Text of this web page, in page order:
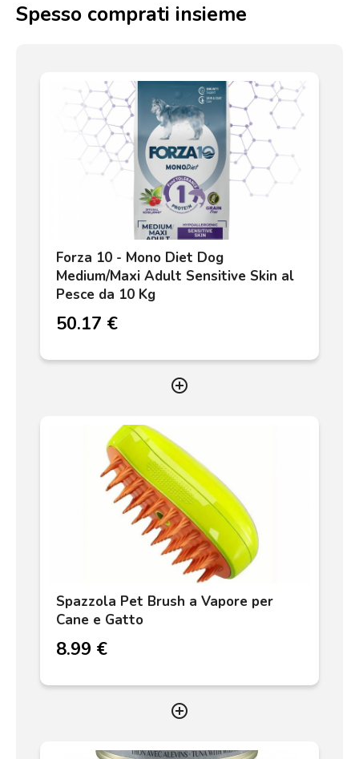
Spesso comprati insieme
Forza 10 - Mono Diet Dog
Medium/Maxi Adult Sensitive Skin al
Pesce da 10 Kg
50.17 €
add_circle_outline
Spazzola Pet Brush a Vapore per
Cane e Gatto
8.99 €
add_circle_outline